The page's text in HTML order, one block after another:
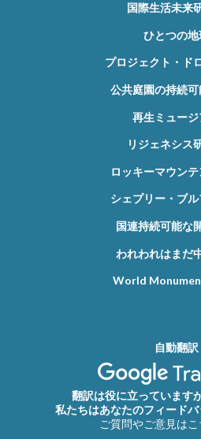
国際生活未来
ひとつの地
プロジェクト・ド
公共庭園の持続
再生ミュージ
リジェネシス
ロッキーマウン
シェプリー・ブ
国連持続可能な
われわれはまだ
World
自動翻訳
翻訳は役に立っています
私たちはあなたのフィードバ
ご質問やご意見はこ